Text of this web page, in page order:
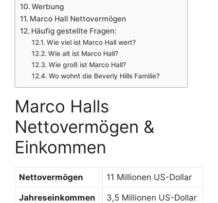
Werbung
Marco Hall Nettovermögen
Häufig gestellte Fragen:
Wie viel ist Marco Hall wert?
Wie alt ist Marco Hall?
Wie groß ist Marco Hall?
Wo wohnt die Beverly Hills Familie?
Marco Halls
Nettovermögen &
Einkommen
Nettovermögen 11 Millionen US-Dollar
Jahreseinkommen 3,5 Millionen US-Dollar